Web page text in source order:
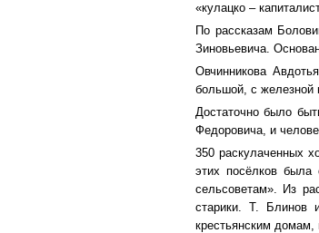
«кулацко –
По рассказам
Зиновьевича.
Овчинникова
большой, с железной
Достаточно было
Федоровича, и
350 раскулаченных
этих посёлков была
сельсоветам». Из
старики. Т. Блинов
крестьянским домам,